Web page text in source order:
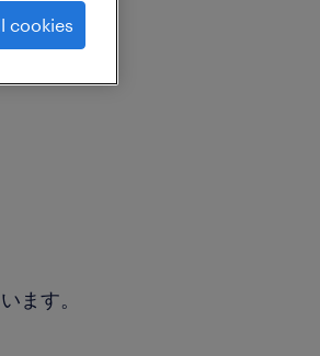
ます。
cookies